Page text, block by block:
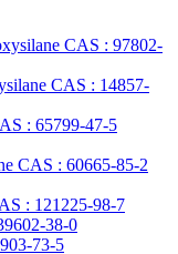
CAS : 97802-
CAS : 14857-
: 65799-47-5
CAS : 60665-85-2
: 121225-98-7
38-0
73-5